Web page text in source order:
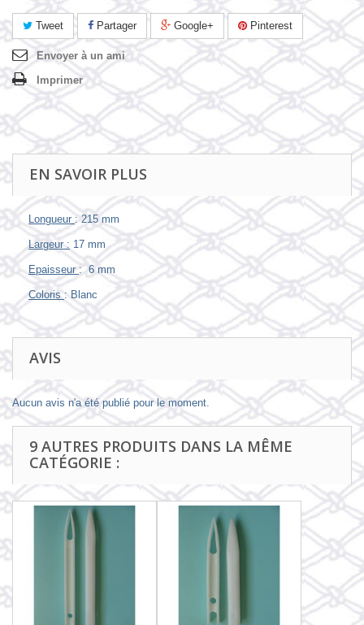
Tweet Partager Google+ Pinterest
Envoyer à un ami
Imprimer
EN SAVOIR PLUS
Longueur : 215 mm
Largeur : 17 mm
Epaisseur : 6 mm
Coloris: Blanc
AVIS
Aucun avis n'a été publié pour le moment.
9 AUTRES PRODUITS DANS LA MÊME
CATÉGORIE :